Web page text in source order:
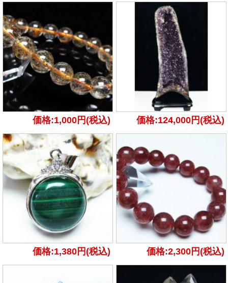
価格:1,000円(税込) 価格:124,000円(税込)
価格:1,380円(税込) 価格:2,300円(税込)